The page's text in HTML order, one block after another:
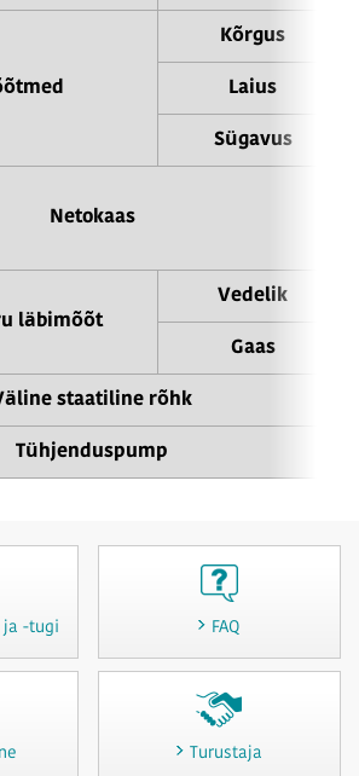
Kõrgus
Laius
Sügavus
Netokaas
läbimõõt
Vedelik
Gaas
staatiline rõhk
Tühjenduspump
ja -tugi FAQ
Turustaja